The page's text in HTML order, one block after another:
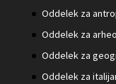
Oddelek za
Oddelek za
Oddelek za
Oddelek za